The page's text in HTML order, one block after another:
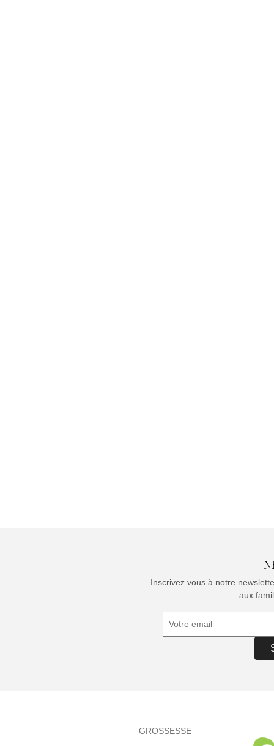
Inscrivez vous à notre
aux
GROSSESSE